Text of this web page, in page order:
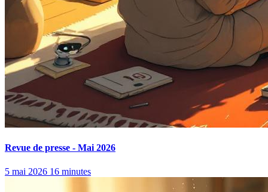
Revue de presse - Mai 2026
5 mai 2026 16 minutes